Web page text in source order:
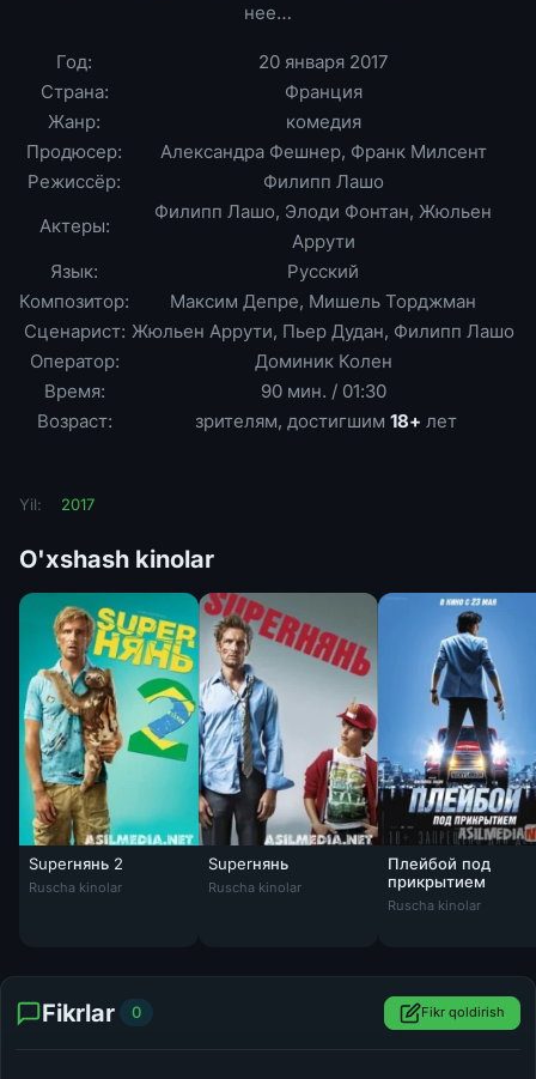
нее…
Год:
20 января 2017
Страна:
Франция
Жанр:
комедия
Продюсер:
Александра Фешнер, Франк Милсент
Режиссёр:
Филипп Лашо
Актеры:
Филипп Лашо, Элоди Фонтан, Жюльен
Аррути
Язык:
Русский
Композитор:
Максим Депре, Мишель Торджман
Сценарист: Жюльен Аррути, Пьер Дудан, Филипп Лашо
Оператор:
Доминик Колен
Время:
90 мин. / 01:30
Возраст:
зрителям, достигшим 18+ лет
Yil: 2017
O'xshash kinolar
Superнянь 2
Ruscha kinolar
Superнянь
Ruscha kinolar
Плейбой под
прикрытием
Плейбой под
Ruscha kinolar
Fikrlar 0 Fikr qoldirish